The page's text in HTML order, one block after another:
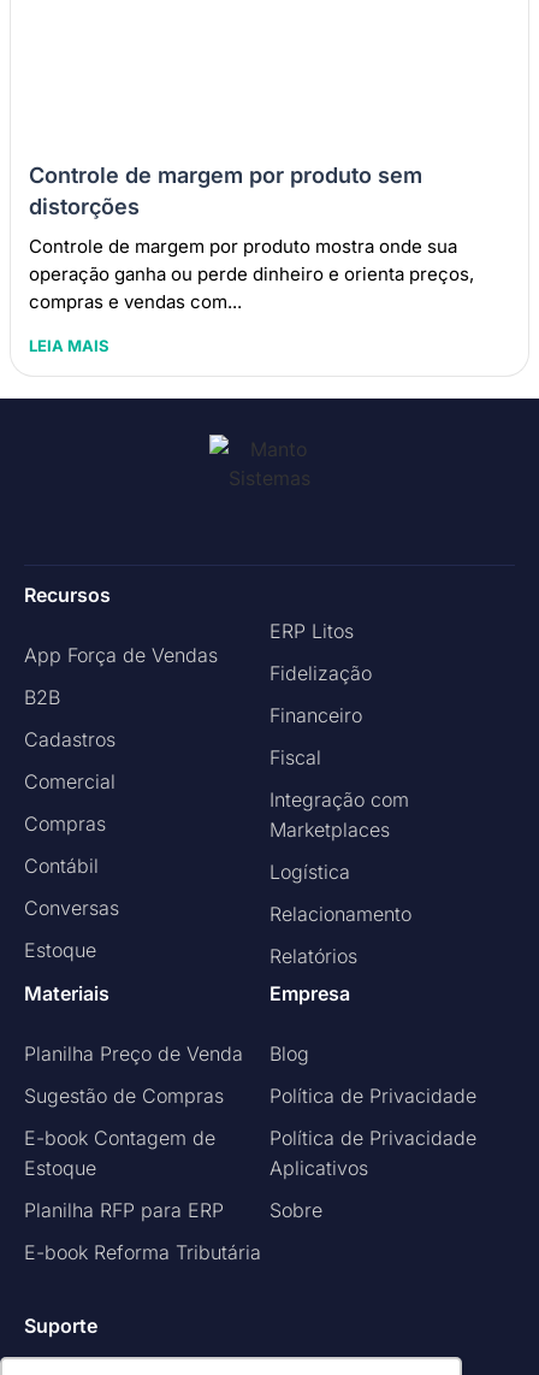
Controle de margem por produto sem
distorções
Controle de margem por produto mostra onde sua
operação ganha ou perde dinheiro e orienta preços,
compras e vendas com...
LEIA MAIS
Recursos
App Força de Vendas
B2B
Cadastros
Comercial
Compras
Contábil
Conversas
Estoque
ERP Litos
Fidelização
Financeiro
Fiscal
Integração com
Marketplaces
Logística
Relacionamento
Relatórios
Materiais
Planilha Preço de Venda
Sugestão de Compras
E-book Contagem de
Estoque
Planilha RFP para ERP
E-book Reforma Tributária
Empresa
Blog
Política de Privacidade
Política de Privacidade
Aplicativos
Sobre
Suporte